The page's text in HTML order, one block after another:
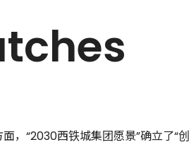
，“2030西铁城集团愿景”确立了“创